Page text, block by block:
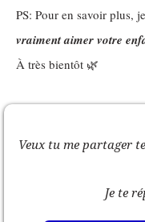
PS: Pour en savoir plus,
vraiment aimer votre
À très bientôt 🌿
Veux tu me partager
Je te